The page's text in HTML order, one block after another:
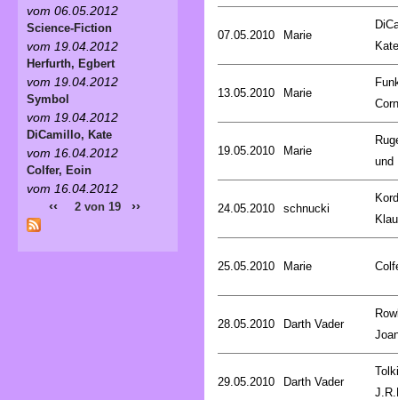
07.05.2010 Marie
Kate
13.05.2010 Marie
19.05.2010 Marie
und
24.05.2010 schnucki
25.05.2010 Marie
28.05.2010 Darth Vader
29.05.2010 Darth Vader
vom 06.05.2012
Science-Fiction
vom 19.04.2012
Herfurth, Egbert
vom 19.04.2012
Symbol
vom 19.04.2012
DiCamillo, Kate
vom 16.04.2012
Colfer, Eoin
vom 16.04.2012
‹‹ 2 von 19 ››